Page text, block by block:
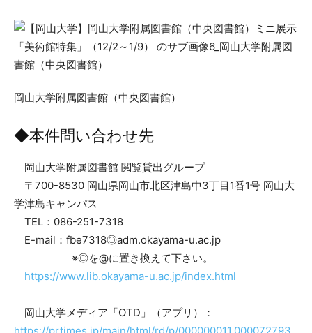
岡山大学附属図書館（中央図書館）
◆本件問い合わせ先
岡山大学附属図書館 閲覧貸出グループ
〒700-8530 岡山県岡山市北区津島中3丁目1番1号 岡山大
学津島キャンパス
TEL：086-251-7318
E-mail：fbe7318◎adm.okayama-u.ac.jp
※◎を@に置き換えて下さい。
https://www.lib.okayama-u.ac.jp/index.html
岡山大学メディア「OTD」（アプリ）：